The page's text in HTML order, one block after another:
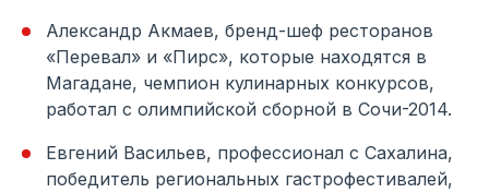
Александр Акмаев, бренд-шеф ресторанов
«Перевал» и «Пирс», которые находятся в
Магадане, чемпион кулинарных конкурсов,
работал с олимпийской сборной в Сочи-2014.
Евгений Васильев, профессионал с Сахалина,
победитель региональных гастрофестивалей,